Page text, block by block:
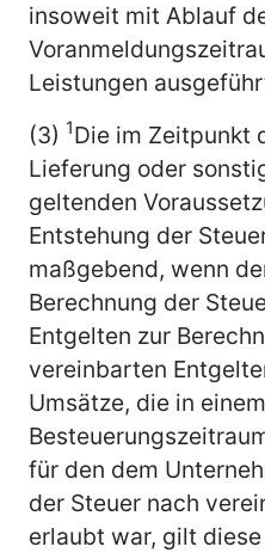
insoweit mit Ablauf
Leistungen
(3) 1Die im Zeitpunkt
Lieferung oder
geltenden
Entstehung der
maßgebend, wenn
Berechnung der
Entgelten zur
vereinbarten
Umsätze, die in einem
für den dem
der Steuer nach
erlaubt war, gilt